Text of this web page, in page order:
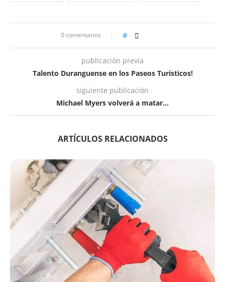
0 comentarios 0
publicación previa
Talento Duranguense en los Paseos Turísticos!
siguiente publicación
Michael Myers volverá a matar…
ARTÍCULOS RELACIONADOS